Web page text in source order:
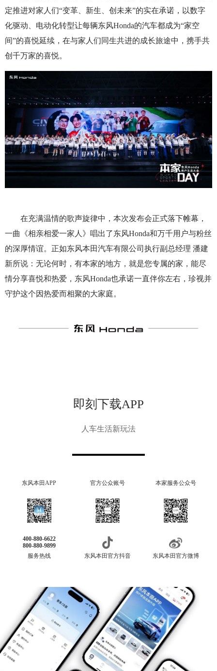
定推进对家人们“变革、新生、创未来”的实在承诺，以数字
化驱动、电动化转型让每辆东风Honda的汽车都成为“家空
间”的喜悦延续，在与家人们同生共进的成长旅途中，携手共
创千万家的喜悦。
在充满温情的歌声旋律中，本次发布会正式落下帷幕，
一曲《相亲相爱一家人》唱出了东风Honda和万千用户与粉丝
的深厚情谊。正如东风本田汽车有限公司执行副总经理 潘建
新所说：无论何时，有本家的地方，就是您专属的家，能尽
情分享喜悦和热爱，东风Honda也承诺一直伴你左右，珍视并
守护这个因热爱而相聚的大家庭。
即刻下载APP
人车生活新玩法
东风本田APP 官方公众账号 本家服务公众号
400-880-6622
800-880-9899
服务热线
东风本田官方抖音 东风本田官方微博